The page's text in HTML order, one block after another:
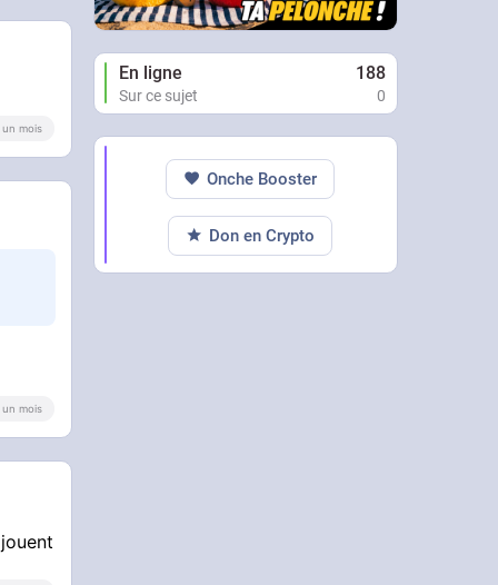
un mois
un mois
En ligne 188
Sur ce sujet 0
Onche Booster
Don en Crypto